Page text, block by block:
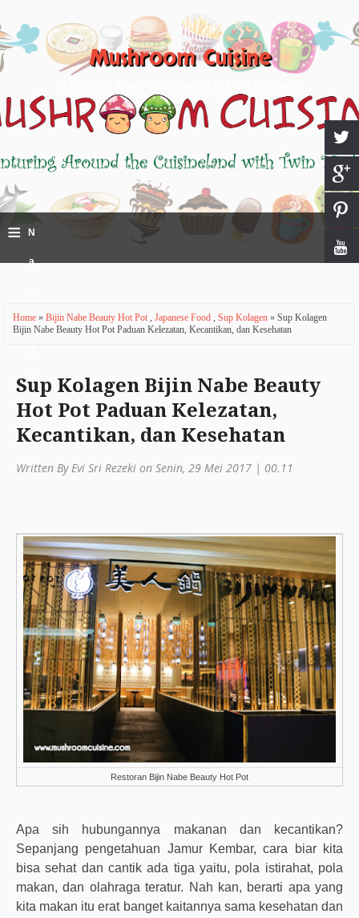
Mushroom Cuisine
≡ N
a
i
ti
o
n
Home » Bijin Nabe Beauty Hot Pot , Japanese Food , Sup Kolagen » Sup Kolagen
Bijin Nabe Beauty Hot Pot Paduan Kelezatan, Kecantikan, dan Kesehatan
Sup Kolagen Bijin Nabe Beauty
Hot Pot Paduan Kelezatan,
Kecantikan, dan Kesehatan
Written By Evi Sri Rezeki on Senin, 29 Mei 2017 | 00.11
Restoran Bijin Nabe Beauty Hot Pot
Apa sih hubungannya makanan dan kecantikan?
Sepanjang pengetahuan Jamur Kembar, cara biar kita
bisa sehat dan cantik ada tiga yaitu, pola istirahat, pola
makan, dan olahraga teratur. Nah kan, berarti apa yang
kita makan itu erat banget kaitannya sama kesehatan dan